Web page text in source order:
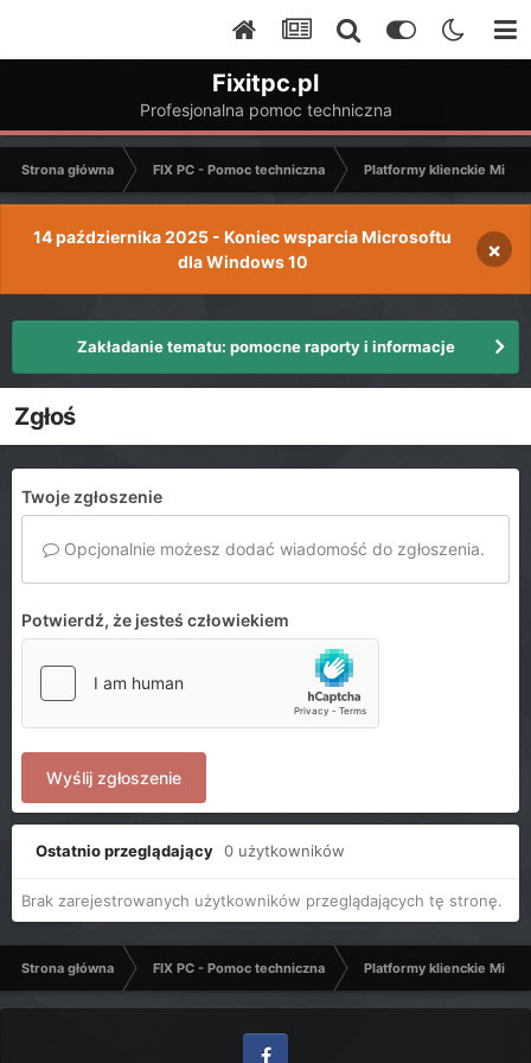
Fixitpc.pl
Profesjonalna pomoc techniczna
Strona główna FIX PC - Pomoc techniczna Platformy klienckie
14 października 2025 - Koniec wsparcia Microsoftu
dla Windows 10
×
Zakładanie tematu: pomocne raporty i informacje
Zgłoś
Twoje zgłoszenie
Opcjonalnie możesz dodać wiadomość do zgłoszenia.
Potwierdź, że jesteś człowiekiem
Wyślij zgłoszenie
Ostatnio przeglądający 0 użytkowników
Brak zarejestrowanych użytkowników przeglądających tę stronę.
Strona główna FIX PC - Pomoc techniczna Platformy klienckie